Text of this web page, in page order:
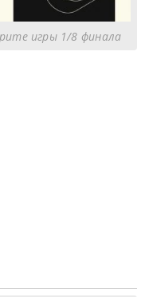
игры 1/8 финала